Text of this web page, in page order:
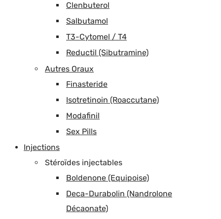
Clenbuterol
Salbutamol
T3-Cytomel / T4
Reductil (Sibutramine)
Autres Oraux
Finasteride
Isotretinoin (Roaccutane)
Modafinil
Sex Pills
Injections
Stéroïdes injectables
Boldenone (Equipoise)
Deca-Durabolin (Nandrolone
Décaonate)